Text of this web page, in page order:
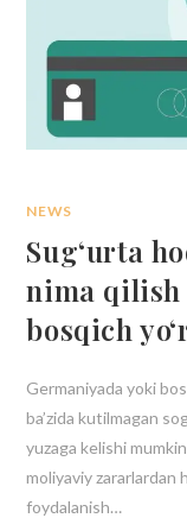
NEWS
Sug‘urta
nima
bosqich
Germaniyada yoki
ba’zida kutilmagan
yuzaga kelishi
moliyaviy zararlardan
foydalanish…